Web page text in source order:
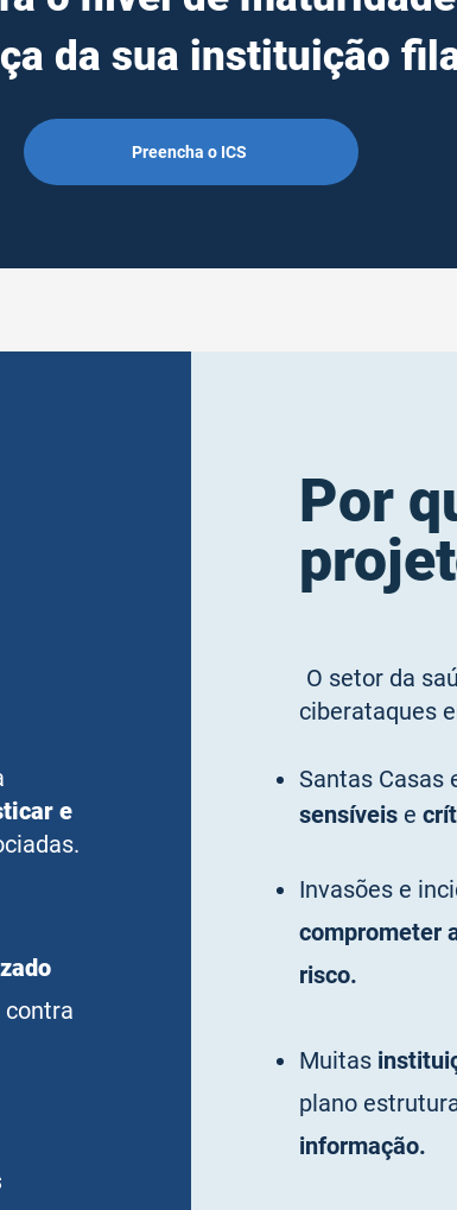
da sua instituição
Preencha o ICS
e
contra
Por
O setor da
ciberataques
Santas Casas
sensíveis e
Invasões e
comprometer
risco.
Muitas
plano
informação.